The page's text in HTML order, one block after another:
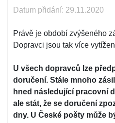
Datum přidání: 29.11.2020
Právě je období zvýšeného
Dopravci jsou tak více
U všech dopravců lze
doručení. Stále mnoho
hned následující pracovní
ale stát, že se doručení
dny. U České pošty může